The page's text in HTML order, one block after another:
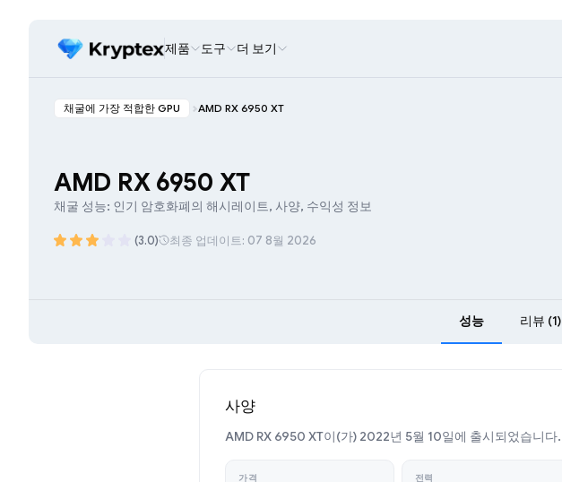
제품 도구 더 보기
채굴에 가장 적합한 GPU AMD RX 6950 XT
AMD RX 6950 XT
채굴 성능: 인기 암호화폐의 해시레이트, 사양, 수익성 정보
(3.0) 최종 업데이트: 07 8월 2026
성능 리뷰 (1)
사양
AMD RX 6950 XT이(가) 2022년 5월 10일에 출시되었습니다.
가격 전력